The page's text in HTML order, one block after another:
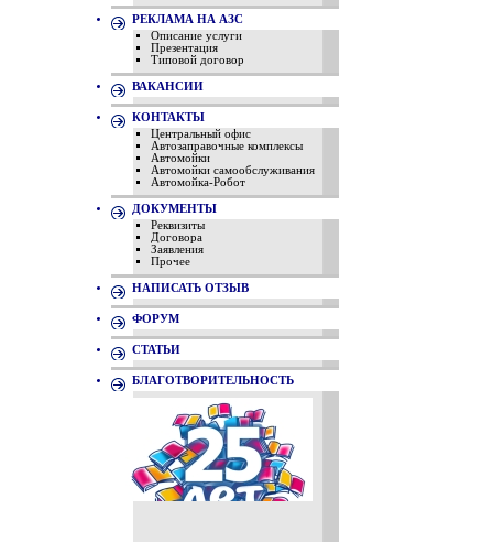
РЕКЛАМА НА АЗС
Описание услуги
Презентация
Типовой договор
ВАКАНСИИ
КОНТАКТЫ
Центральный офис
Автозаправочные комплексы
Автомойки
Автомойки самообслуживания
Автомойка-Робот
ДОКУМЕНТЫ
Реквизиты
Договора
Заявления
Прочее
НАПИСАТЬ ОТЗЫВ
ФОРУМ
СТАТЬИ
БЛАГОТВОРИТЕЛЬНОСТЬ